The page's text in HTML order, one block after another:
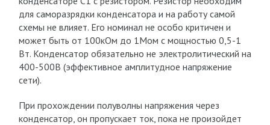
для саморазрядки конденсатора и на работу самой
схемы не влияет. Его номинал не особо критичен и
может быть от 100кОм до 1Мом с мощностью 0,5-1
Вт. Конденсатор обязательно не электролитический на
400-500В (эффективное амплитудное напряжение
сети).
При прохождении полуволны напряжения через
конденсатор, он пропускает ток, пока не произойдет